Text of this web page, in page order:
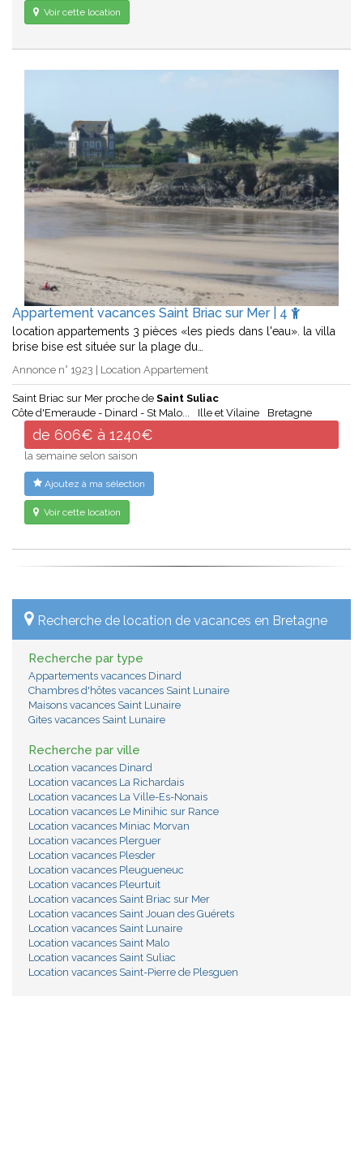
Voir cette location
Appartement vacances Saint Briac sur Mer | 4
location appartements 3 pièces «les pieds dans l'eau». la villa
brise bise est située sur la plage du…
Annonce n° 1923 | Location Appartement
Saint Briac sur Mer proche de Saint Suliac
Côte d'Emeraude - Dinard - St Malo...
Ille et Vilaine Bretagne
de 606€ à 1240€
la semaine selon saison
Ajoutez à ma sélection
Voir cette location
Recherche de location de vacances en Bretagne
Recherche par type
Appartements vacances Dinard
Chambres d'hôtes vacances Saint Lunaire
Maisons vacances Saint Lunaire
Gites vacances Saint Lunaire
Recherche par ville
Location vacances Dinard
Location vacances La Richardais
Location vacances La Ville-Es-Nonais
Location vacances Le Minihic sur Rance
Location vacances Miniac Morvan
Location vacances Plerguer
Location vacances Plesder
Location vacances Pleugueneuc
Location vacances Pleurtuit
Location vacances Saint Briac sur Mer
Location vacances Saint Jouan des Guérets
Location vacances Saint Lunaire
Location vacances Saint Malo
Location vacances Saint Suliac
Location vacances Saint-Pierre de Plesguen